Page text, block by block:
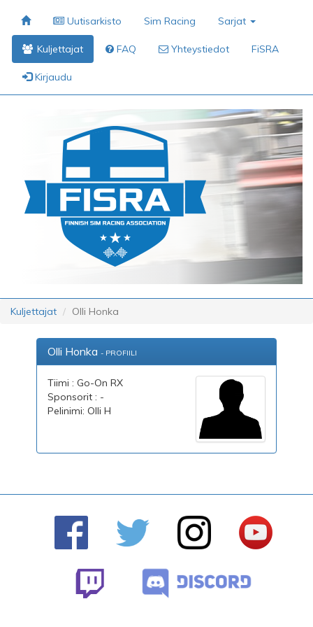
Uutisarkisto Sim Racing Sarjat
Kuljettajat FAQ Yhteystiedot FiSRA
Kirjaudu
Kuljettajat Olli Honka
Olli Honka - PROFIILI
Tiimi : Go-On RX
Sponsorit : -
Pelinimi: Olli H